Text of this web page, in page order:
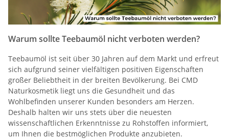
Warum sollte Teebaumöl nicht verboten werden?
Teebaumöl ist seit über 30 Jahren auf dem Markt und erfreut
sich aufgrund seiner vielfältigen positiven Eigenschaften
großer Beliebtheit in der breiten Bevölkerung. Bei CMD
Naturkosmetik liegt uns die Gesundheit und das
Wohlbefinden unserer Kunden besonders am Herzen.
Deshalb halten wir uns stets über die neuesten
wissenschaftlichen Erkenntnisse zu Rohstoffen informiert,
um Ihnen die bestmöglichen Produkte anzubieten.